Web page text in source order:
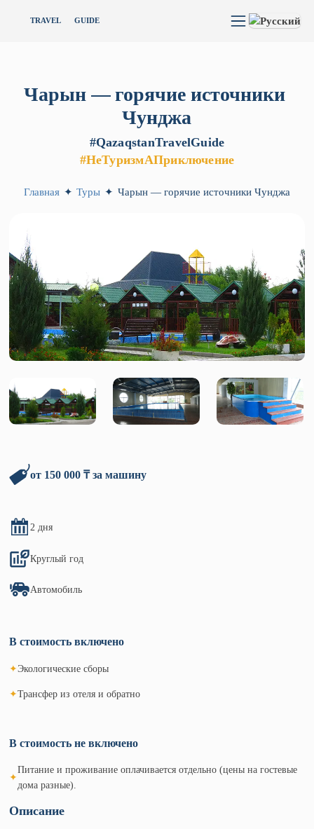
TRAVEL GUIDE
Чарын — горячие источники
Чунджа
#QazaqstanTravelGuide
#НеТуризмАПриключение
Главная ✦ Туры ✦ Чарын — горячие источники Чунджа
Описание
от 150 000 ₸ за машину
2 дня
Круглый год
Автомобиль
В стоимость включено
✦Экологические сборы
✦Трансфер из отеля и обратно
В стоимость не включено
✦
Питание и проживание оплачивается отдельно (цены на гостевые
дома разные).